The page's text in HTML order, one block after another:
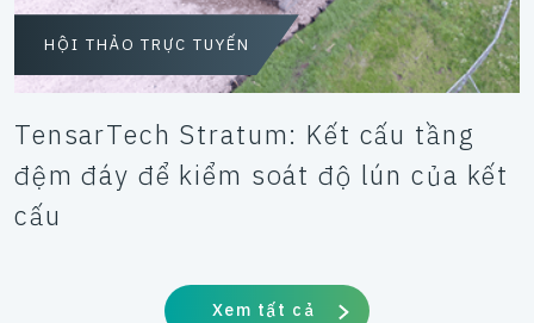
HỘI THẢO TRỰC TUYẾN
TensarTech Stratum: Kết cấu tầng
đệm đáy để kiểm soát độ lún của kết
cấu
Xem tất cả